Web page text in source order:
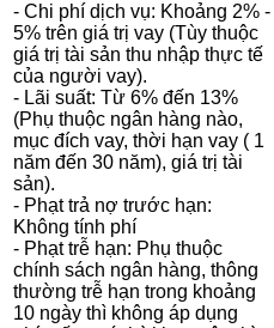
- Chi phí dịch vụ: Khoảng 2% -
5% trên giá trị vay (Tùy thuộc
giá trị tài sản thu nhập thực tế
của người vay).
- Lãi suất: Từ 6% đến 13%
(Phụ thuộc ngân hàng nào,
mục đích vay, thời hạn vay ( 1
năm đến 30 năm), giá trị tài
sản).
- Phạt trả nợ trước hạn:
Không tính phí
- Phạt trễ hạn: Phụ thuộc
chính sách ngân hàng, thông
thường trễ hạn trong khoảng
10 ngày thì không áp dụng